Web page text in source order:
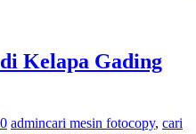
Kelapa Gading
admincari mesin fotocopy, cari